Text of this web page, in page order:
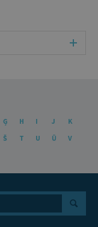
Ģ H I J
K
Š T U Ū
V